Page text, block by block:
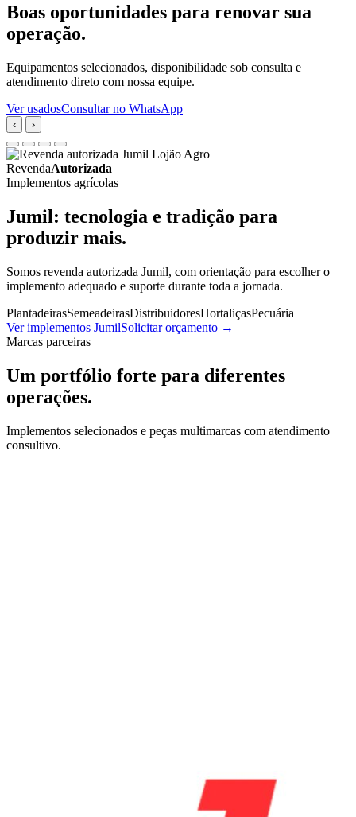
Boas oportunidades para renovar sua
operação.
Equipamentos selecionados, disponibilidade sob consulta e
atendimento direto com nossa equipe.
Ver usadosConsultar no WhatsApp
‹ ›
RevendaAutorizada
Implementos agrícolas
Jumil: tecnologia e tradição para
produzir mais.
Somos revenda autorizada Jumil, com orientação para escolher o
implemento adequado e suporte durante toda a jornada.
PlantadeirasSemeadeirasDistribuidoresHortaliçasPecuária
Ver implementos JumilSolicitar orçamento →
Marcas parceiras
Um portfólio forte para diferentes
operações.
Implementos selecionados e peças multimarcas com atendimento
consultivo.